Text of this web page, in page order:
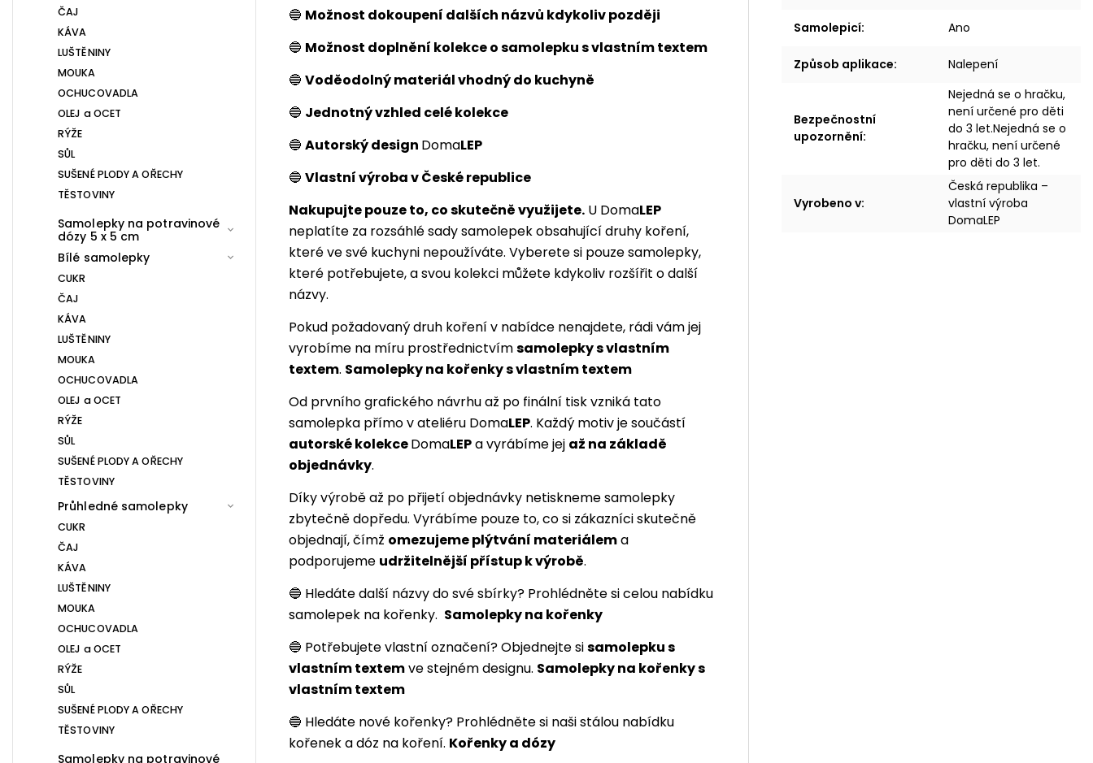
ČAJ
KÁVA
LUŠTĚNINY
MOUKA
OCHUCOVADLA
OLEJ a OCET
RÝŽE
SŮL
SUŠENÉ PLODY A OŘECHY
TĚSTOVINY
Samolepky na potravinové
dózy 5 x 5 cm
Bílé samolepky
CUKR
ČAJ
KÁVA
LUŠTĚNINY
MOUKA
OCHUCOVADLA
OLEJ a OCET
RÝŽE
SŮL
SUŠENÉ PLODY A OŘECHY
TĚSTOVINY
Průhledné samolepky
CUKR
ČAJ
KÁVA
LUŠTĚNINY
MOUKA
OCHUCOVADLA
OLEJ a OCET
RÝŽE
SŮL
SUŠENÉ PLODY A OŘECHY
TĚSTOVINY
Samolepky na potravinové
🔵 Možnost dokoupení dalších názvů kdykoliv později
🔵 Možnost doplnění kolekce o samolepku s vlastním textem
🔵 Voděodolný materiál vhodný do kuchyně
🔵 Jednotný vzhled celé kolekce
🔵 Autorský design DomaLEP
🔵 Vlastní výroba v České republice
Nakupujte pouze to, co skutečně využijete. U DomaLEP
neplatíte za rozsáhlé sady samolepek obsahující druhy koření,
které ve své kuchyni nepoužíváte. Vyberete si pouze samolepky,
které potřebujete, a svou kolekci můžete kdykoliv rozšířit o další
názvy.
Pokud požadovaný druh koření v nabídce nenajdete, rádi vám jej
vyrobíme na míru prostřednictvímsamolepky s vlastním
textem. Samolepky na kořenky s vlastním textem
Od prvního grafického návrhu až po finální tisk vzniká tato
samolepka přímo v ateliéru DomaLEP. Každý motiv je součástí
autorské kolekceDomaLEPa vyrábíme jej až na základě
objednávky.
Díky výrobě až po přijetí objednávky netiskneme samolepky
zbytečně dopředu. Vyrábíme pouze to, co si zákazníci skutečně
objednají, čímž omezujeme plýtvání materiálema
podporujeme udržitelnější přístup k výrobě.
🔵 Hledáte další názvy do své sbírky? Prohlédněte si celou nabídku
samolepek na kořenky. Samolepky na kořenky
🔵 Potřebujete vlastní označení? Objednejte sisamolepku s
vlastním textemve stejném designu. Samolepky na kořenky s
vlastním textem
🔵 Hledáte nové kořenky? Prohlédněte si naši stálou nabídku
kořenek a dóz na koření. Kořenky a dózy
Samolepicí: Ano
Způsob aplikace: Nalepení
Bezpečnostní
upozornění:
Nejedná se o hračku,
není určené pro děti
do 3 let.Nejedná se o
hračku, není určené
pro děti do 3 let.
Vyrobeno v:
Česká republika –
vlastní výroba
DomaLEP